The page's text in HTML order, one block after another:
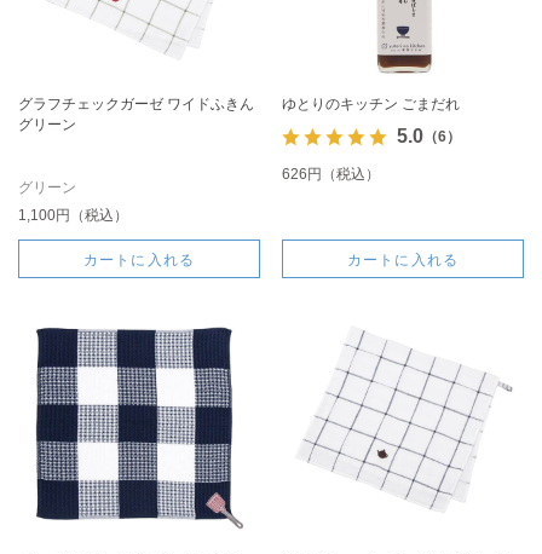
グラフチェックガーゼ ワイドふきん
グリーン
グリーン
1,100円（税込）
カートに入れる
ゆとりのキッチン ごまだれ
5.0（6）
626円（税込）
カートに入れる